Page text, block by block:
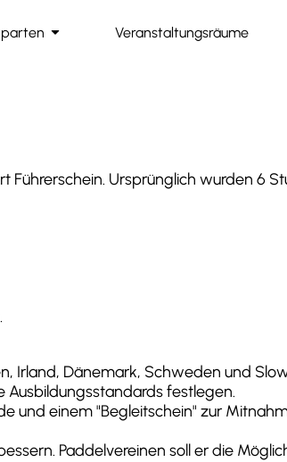
arrow_drop_down Veranstaltungsräume
Führerschein. Ursprünglich wurden 6
Irland, Dänemark, Schweden und
Ausbildungsstandards festlegen.
und einem "Begleitschein" zur
Paddelvereinen soll er die